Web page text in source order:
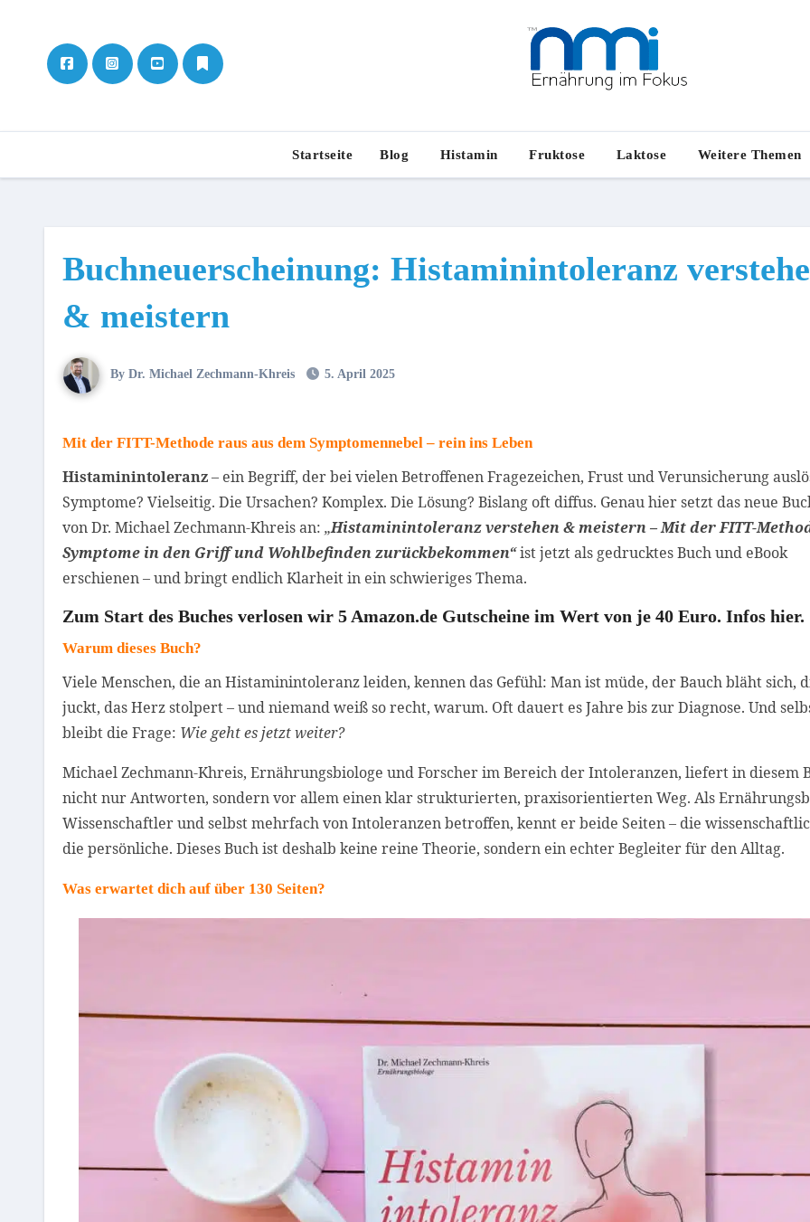
content
Startseite Blog Histamin Fruktose Laktose Weitere Themen
Buchneuerscheinung: Histaminintoleranz
& meistern
By Dr. Michael Zechmann-Khreis 5. April 2025
Mit der FITT-Methode raus aus dem Symptomennebel – rein ins Leben
Histaminintoleranz– ein Begriff, der bei vielen Betroffenen Fragezeichen, Frust und Verunsicherung
Symptome? Vielseitig. Die Ursachen? Komplex. Die Lösung? Bislang oft diffus. Genau hier setzt das neue
von Dr. Michael Zechmann-Khreis an: „Histaminintoleranz verstehen & meistern – Mit der FITT-
Symptome in den Griff und Wohlbefinden zurückbekommen“ist jetzt als gedrucktes Buch und eBook
erschienen – und bringt endlich Klarheit in ein schwieriges Thema.
Zum Start des Buches verlosen wir 5 Amazon.de Gutscheine im Wert von je 40 Euro. Infos hier.
Warum dieses Buch?
Viele Menschen, die an Histaminintoleranz leiden, kennen das Gefühl: Man ist müde, der Bauch bläht sich,
juckt, das Herz stolpert – und niemand weiß so recht, warum. Oft dauert es Jahre bis zur Diagnose. Und
bleibt die Frage: Wie geht es jetzt weiter?
Michael Zechmann-Khreis, Ernährungsbiologe und Forscher im Bereich der Intoleranzen, liefert in diesem
nicht nur Antworten, sondern vor allem einen klar strukturierten, praxisorientierten Weg. Als
Wissenschaftler und selbst mehrfach von Intoleranzen betroffen, kennt er beide Seiten – die
die persönliche. Dieses Buch ist deshalb keine reine Theorie, sondern ein echter Begleiter für den Alltag.
Was erwartet dich auf über 130 Seiten?